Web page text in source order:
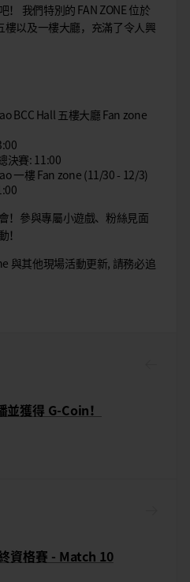
！ 我們特別的 FAN ZONE 位於
樓以及一樓大廳，充滿了令人興
BCC Hall 五樓大廳 Fan zone
決賽: 11:00
一樓 Fan zone (11/30 - 12/3)
！參與專屬小遊戲、粉絲見面
！
與其他現場活動更新, 請務必追
並獲得 G-Coin！
資格賽 - Match 10